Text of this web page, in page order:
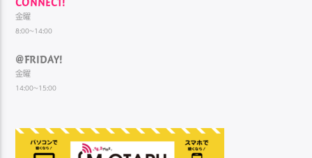
金曜
8:00~14:00
@FRIDAY!
金曜
14:00~15:00